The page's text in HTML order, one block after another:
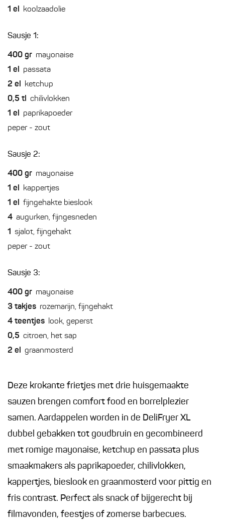
1 el koolzaadolie
Sausje 1:
400 gr mayonaise
1 el passata
2 el ketchup
0,5 tl chilivlokken
1 el paprikapoeder
peper - zout
Sausje 2:
400 gr mayonaise
1 el kappertjes
1 el fijngehakte bieslook
4 augurken, fijngesneden
1 sjalot, fijngehakt
peper - zout
Sausje 3:
400 gr mayonaise
3 takjes rozemarijn, fijngehakt
4 teentjes look, geperst
0,5 citroen, het sap
2 el graanmosterd
Deze krokante frietjes met drie huisgemaakte
sauzen brengen comfort food en borrelplezier
samen. Aardappelen worden in de DeliFryer XL
dubbel gebakken tot goudbruin en gecombineerd
met romige mayonaise, ketchup en passata plus
smaakmakers als paprikapoeder, chilivlokken,
kappertjes, bieslook en graanmosterd voor pittig en
fris contrast. Perfect als snack of bijgerecht bij
filmavonden, feestjes of zomerse barbecues.